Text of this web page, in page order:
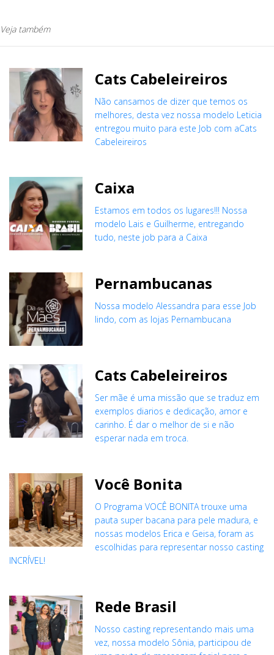
Veja também
Cats Cabeleireiros
Não cansamos de dizer que temos os
melhores, desta vez nossa modelo Leticia
entregou muito para este Job com aCats
Cabeleireiros
Caixa
Estamos em todos os lugares!!! Nossa
modelo Lais e Guilherme, entregando
tudo, neste job para a Caixa
Pernambucanas
Nossa modelo Alessandra para esse Job
lindo, com as lojas Pernambucana
Cats Cabeleireiros
Ser mãe é uma missão que se traduz em
exemplos diarios e dedicação, amor e
carinho. É dar o melhor de si e não
esperar nada em troca.
Você Bonita
O Programa VOCÊ BONITA trouxe uma
pauta super bacana para pele madura, e
nossas modelos Erica e Geisa, foram as
escolhidas para representar nosso casting
INCRÍVEL!
Rede Brasil
Nosso casting representando mais uma
vez, nossa modelo Sônia, participou de